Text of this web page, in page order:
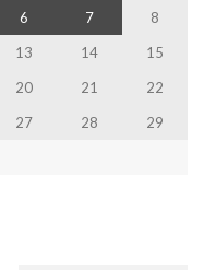
6 7
8
13 14
15
20 21
22
27 28
29